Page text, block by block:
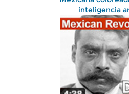
inteligencia